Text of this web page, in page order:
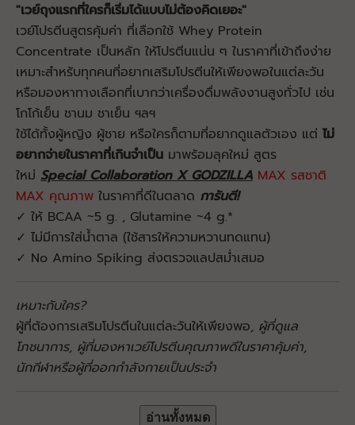
"เวย์ถุงแรกที่ใครก็เริ่มได้แบบไม่ต้องคิดเยอะ"
เวย์โปรตีนสูตรคุ้มค่า ที่เลือกใช้ Whey Protein
Concentrate เป็นหลัก ให้โปรตีนแน่น ๆ ในราคาที่เข้าถึงง่าย
เหมาะสำหรับทุกคนที่อยากเสริมโปรตีนให้เพียงพอในแต่ละวัน
หรือมองหาทางเลือกที่เบากว่าเครื่องดื่มพลังงานสูงทั่วไป เช่น
โกโก้เย็น ชานม ชาเย็น ฯลฯ
ใช้ได้ทั้งผู้หญิง ผู้ชาย หรือใครก็ตามที่อยากดูแลตัวเอง แต่ ไม่
อยากจ่ายในราคาที่เกินจำเป็น มาพร้อมลุคใหม่ สูตร
ใหม่ Special Collaboration X GODZILLA MAX รสชาติ
MAX คุณภาพ ในราคาที่ดีในตลาด การันตี!
✓ ให้ BCAA ~5 g. , Glutamine ~4 g.*
✓ ไม่มีการใส่น้ำตาล (ใช้สารให้ความหวานทดแทน)
✓ No Amino Spiking ส่งตรวจแลปสม่ำเสมอ
เหมาะกับใคร?
ผู้ที่ต้องการเสริมโปรตีนในแต่ละวันให้เพียงพอ, ผู้ที่ดูแล
โภชนาการ, ผู้ที่มองหาเวย์โปรตีนคุณภาพดีในราคาคุ้มค่า,
นักกีฬา​หรือผู้ที่ออกกำลังกายเป็นประจำ
อ่านทั้งหมด